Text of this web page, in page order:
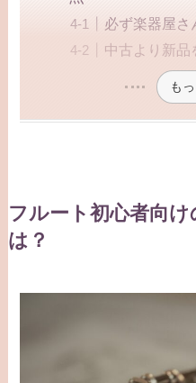
必ず楽器屋さ
中古より新品
も
フルート初心者向
は？